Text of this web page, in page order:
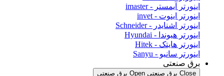
اینورتر آیمستر - imaster
اینورتر اینوت - invet
اینورتر اشنایدر - Schneider
اینورتر هیوندا - Hyundai
اینورتر هایتک - Hitek
اینورتر سانیو - Sanyu
برق صنعتی
Close برق صنعتی Open برق صنعتی